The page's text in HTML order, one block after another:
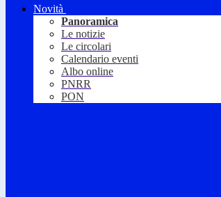
Novità
Panoramica
Le notizie
Le circolari
Calendario eventi
Albo online
PNRR
PON